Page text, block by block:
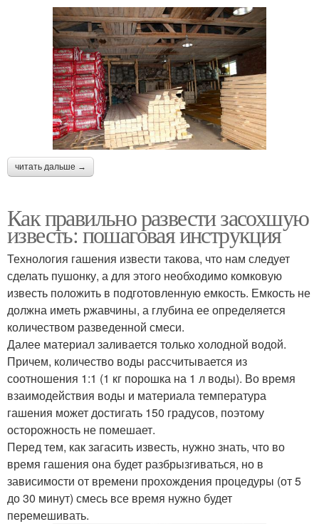
читать дальше →
Как правильно развести засохшую
известь: пошаговая инструкция
Технология гашения извести такова, что нам следует
сделать пушонку, а для этого необходимо комковую
известь положить в подготовленную емкость. Емкость не
должна иметь ржавчины, а глубина ее определяется
количеством разведенной смеси.
Далее материал заливается только холодной водой.
Причем, количество воды рассчитывается из
соотношения 1:1 (1 кг порошка на 1 л воды). Во время
взаимодействия воды и материала температура
гашения может достигать 150 градусов, поэтому
осторожность не помешает.
Перед тем, как загасить известь, нужно знать, что во
время гашения она будет разбрызгиваться, но в
зависимости от времени прохождения процедуры (от 5
до 30 минут) смесь все время нужно будет
перемешивать.